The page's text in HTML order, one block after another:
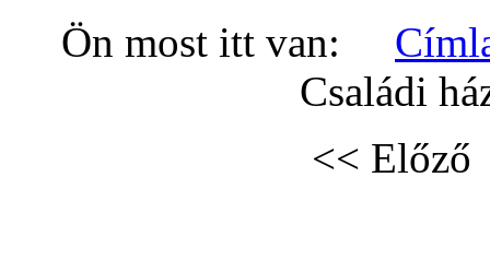
Ön most itt van:
Családi
<<